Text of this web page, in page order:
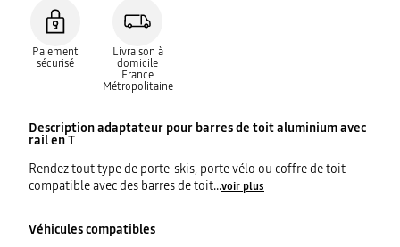
Paiement
sécurisé
Livraison à
domicile
France
Métropolitaine
Descriptionadaptateur pour barres de toit aluminium avec
rail en T
Rendez tout type de porte-skis, porte vélo ou coffre de toit
compatible avec des barres de toit...voir plus
Véhicules compatibles